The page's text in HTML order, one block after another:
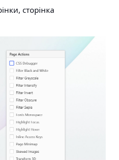
сторінка